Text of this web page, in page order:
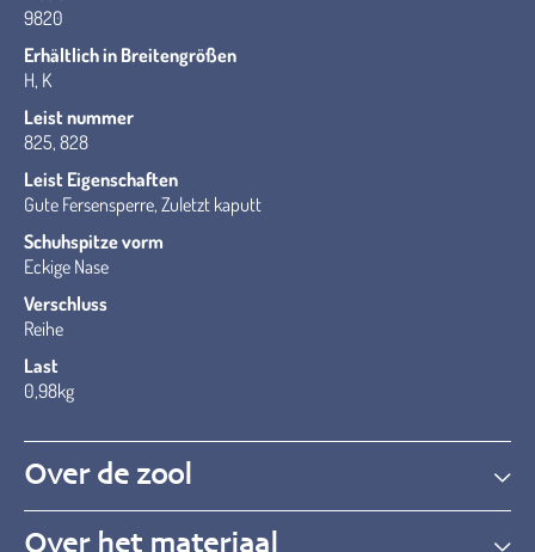
9820
Erhältlich in Breitengrößen
H, K
Leist nummer
825, 828
Leist Eigenschaften
Gute Fersensperre, Zuletzt kaputt
Schuhspitze vorm
Eckige Nase
Verschluss
Reihe
Last
0,98kg
Over de zool
Over het materiaal